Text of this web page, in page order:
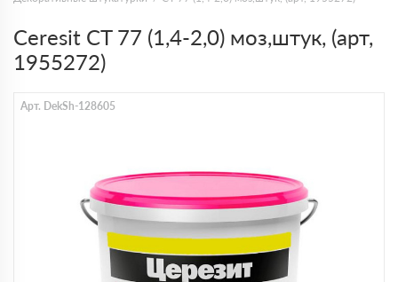
Ceresit CT 77 (1,4-2,0) моз,штук, (арт,
1955272)
Арт. DekSh-128605